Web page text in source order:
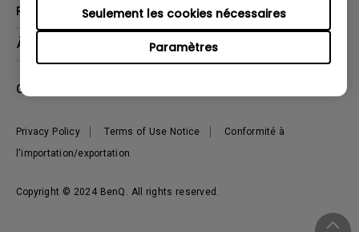
Paramètres
Seulement les cookies nécessaires
Contactez-nous
Download Search
Ressources
Deal Registration
À propos de BenQ
Développement durable
Copyright © 2024 BenQ. All rights reserved.
Privacy Policy Terms of Use Notice
Conformité à
l'importation/exportation
Canada - Français